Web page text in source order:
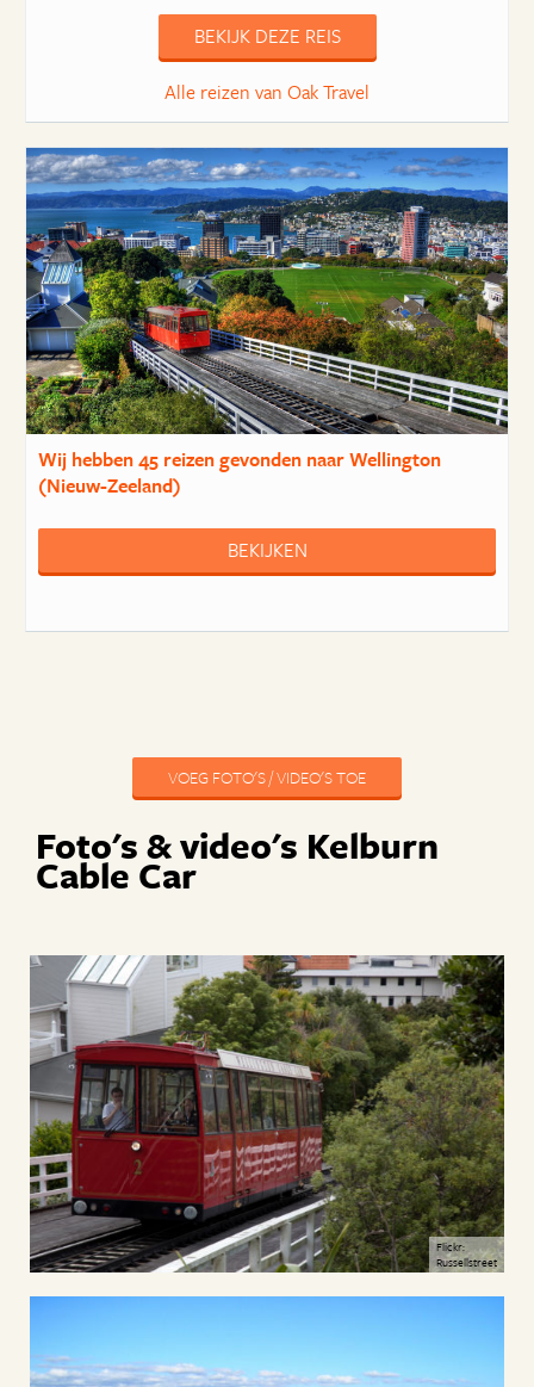
BEKIJK DEZE REIS
Alle reizen van Oak Travel
Wij hebben45 reizengevonden naar Wellington
(Nieuw-Zeeland)
BEKIJKEN
VOEG FOTO'S / VIDEO'S TOE
Foto's & video's Kelburn
Cable Car
Flickr:
Russellstreet